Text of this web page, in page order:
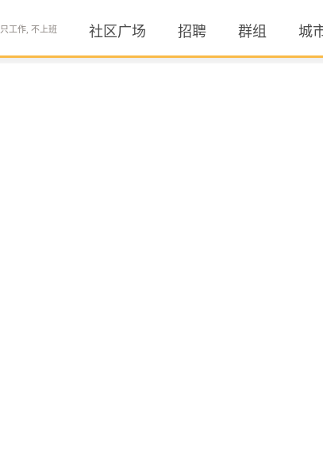
只工作, 不上班 社区广场 招聘 群组 城